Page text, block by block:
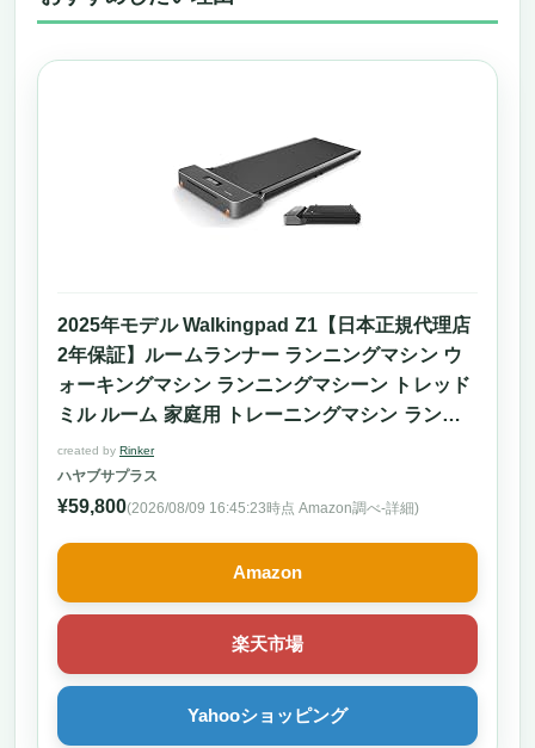
2025年モデル Walkingpad Z1【日本正規代理店
2年保証】ルームランナー ランニングマシン ウ
ォーキングマシン ランニングマシーン トレッド
ミル ルーム 家庭用 トレーニングマシン ランニ
ングましーん家庭用 treadmill 室内 折り畳み ラ
ンナー マシン 折りたたみ 運動器具 ランキング
【沖縄・離島発送不可】
created by Rinker
ハヤブサプラス
¥59,800(2026/08/09 16:45:23時点 Amazon調べ-詳細)
Amazon
楽天市場
Yahooショッピング